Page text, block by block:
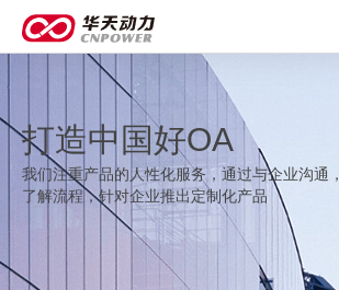
打造中国好OA
我们注重产品的人性化服务，通过与企业沟通，
了解流程，针对企业推出定制化产品